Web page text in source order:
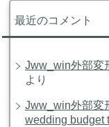
最近のコメント
Jww_win外部変
より
Jww_win外部変
wedding budget